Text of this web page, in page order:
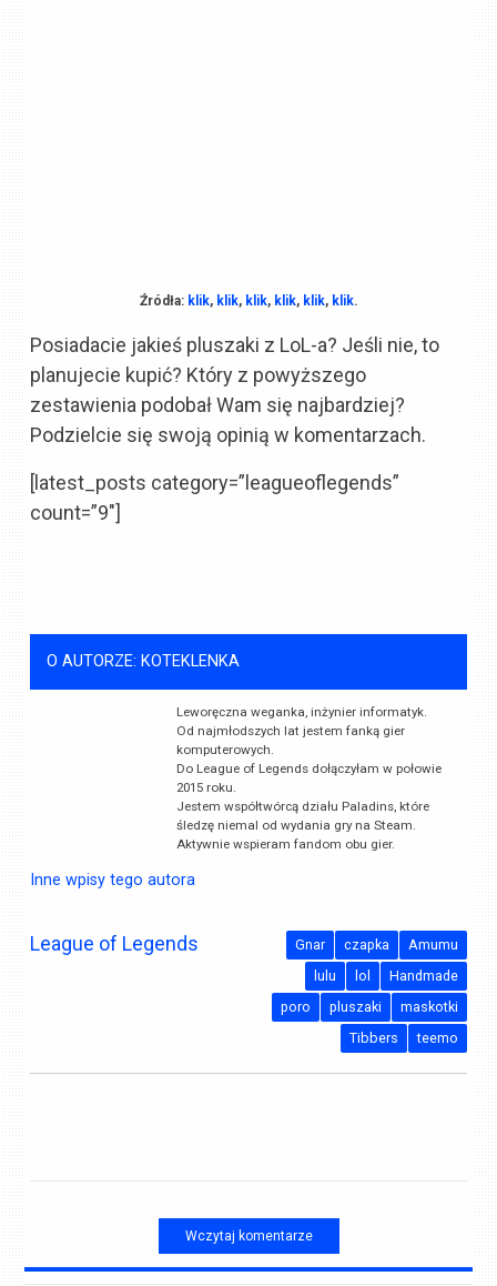
Źródła: klik, klik, klik, klik, klik, klik.
Posiadacie jakieś pluszaki z LoL-a? Jeśli nie, to
planujecie kupić? Który z powyższego
zestawienia podobał Wam się najbardziej?
Podzielcie się swoją opinią w komentarzach.
[latest_posts category=”leagueoflegends”
count=”9″]
O AUTORZE: KOTEKLENKA
Leworęczna weganka, inżynier informatyk.
Od najmłodszych lat jestem fanką gier
komputerowych.
Do League of Legends dołączyłam w połowie
2015 roku.
Jestem współtwórcą działu Paladins, które
śledzę niemal od wydania gry na Steam.
Aktywnie wspieram fandom obu gier.
Inne wpisy tego autora
League of Legends Amumu
czapka
Gnar
Handmade
lol
lulu
maskotki
pluszaki
poro
teemo
Tibbers
Wczytaj komentarze